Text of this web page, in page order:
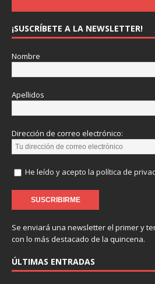
¡SUSCRÍBETE A LA NEWSLETTER!
Nombre
Apellidos
Dirección de correo electrónico:
He leído y acepto la política de
Se enviará una newsletter el primer y
con lo más destacado de la quincena.
ÚLTIMAS ENTRADAS